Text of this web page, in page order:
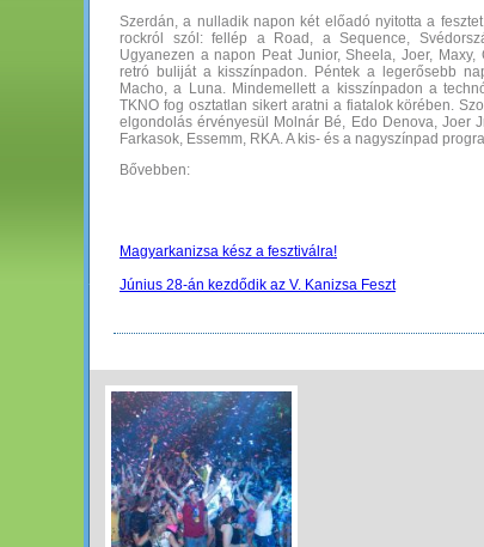
Szerdán, a nulladik napon két előadó nyitotta a
rockról szól: fellép a Road, a Sequence,
Ugyanezen a napon Peat Junior, Sheela, Joer,
retró buliját a kisszínpadon. Péntek a legerősebb
Macho, a Luna. Mindemellett a kisszínpadon a
TKNO fog osztatlan sikert aratni a fiatalok körében.
elgondolás érvényesül Molnár Bé, Edo Denova, Joer
Farkasok, Essemm, RKA. A kis- és a nagyszínpad
Bővebben:
Magyarkanizsa kész a fesztiválra!
Június 28-án kezdődik az V. Kanizsa Feszt